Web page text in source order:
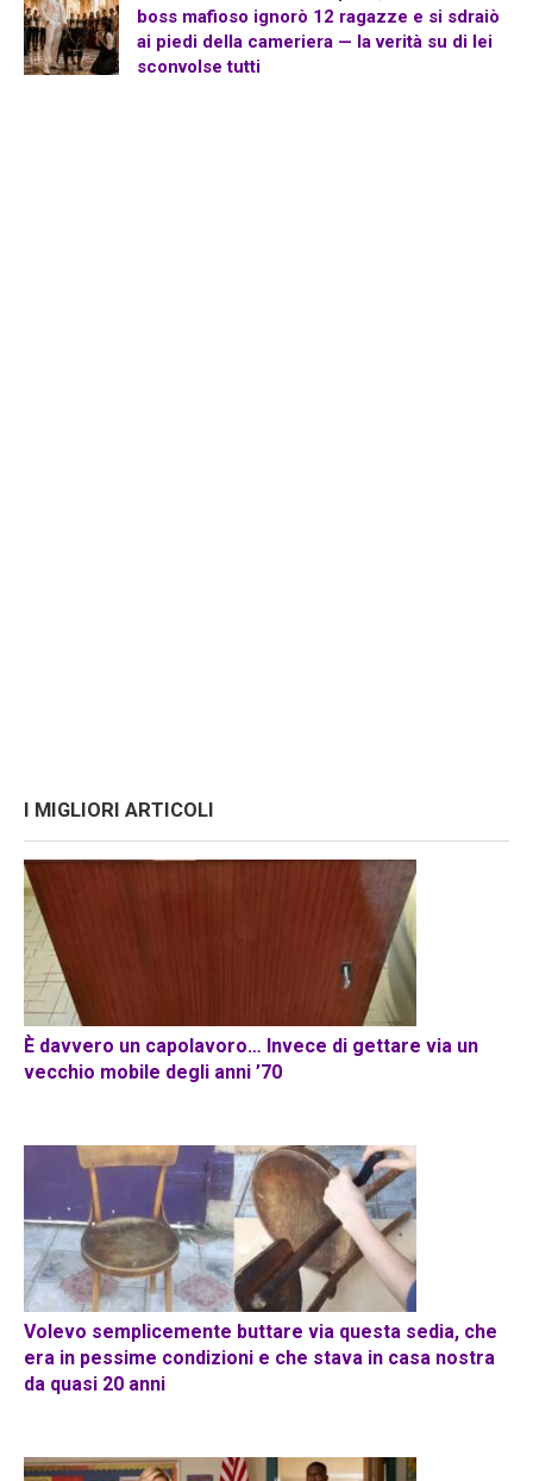
boss mafioso ignorò 12 ragazze e si sdraiò
ai piedi della cameriera — la verità su di lei
sconvolse tutti
I MIGLIORI ARTICOLI
È davvero un capolavoro… Invece di gettare via un
vecchio mobile degli anni ’70
Volevo semplicemente buttare via questa sedia, che
era in pessime condizioni e che stava in casa nostra
da quasi 20 anni